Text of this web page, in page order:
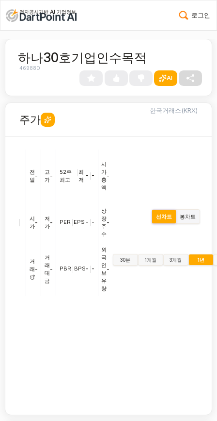
전자공시기반 AI 기업정보 로그인
하나30호기업인수목적
469880
AI
주가
한국거래소(KRX)
전
일
-
시
가
-
거
래
량
-
고
가
-
저
가
-
거
래
대
금
-
52주
최고
최
저
- -
PER EPS - -
PBR BPS- -
시
가
총
액
-
상
장
주
수
-
외
국
인
보
유
량
-
선차트 봉차트
30분 1개월 3개월 1년